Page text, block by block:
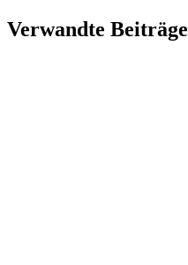
Verwandte Beiträge